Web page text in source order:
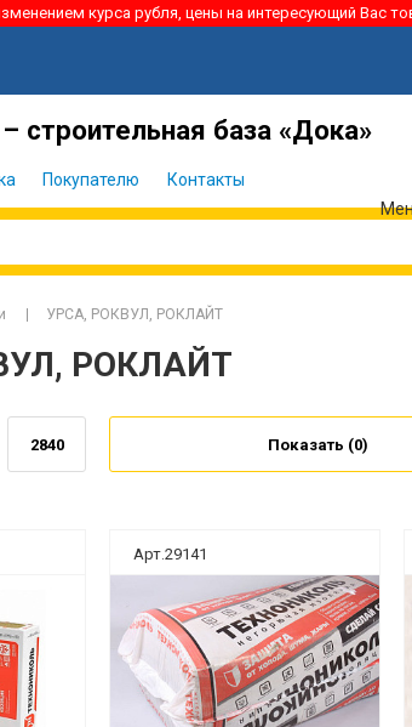
курса рубля, цены на интересующий Вас
строительная база «Дока»
Покупателю Контакты
УРСА, РОКВУЛ, РОКЛАЙТ
РОКЛАЙТ
Показать (0)
Арт.29141